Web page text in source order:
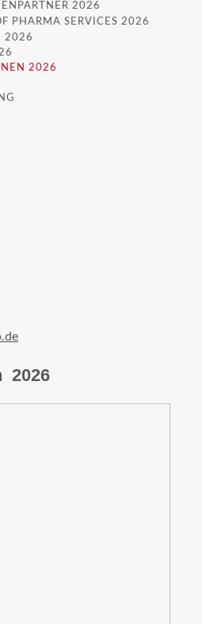
2026
PHARMA SERVICES 2026
2026
2026
2026